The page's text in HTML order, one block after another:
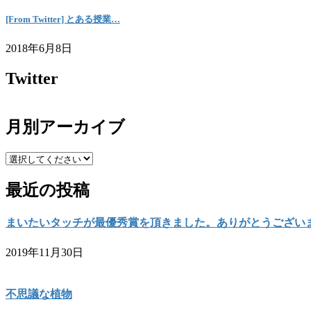
[From Twitter] とある授業…
2018年6月8日
Twitter
月別アーカイブ
最近の投稿
まいたいタッチが最優秀賞を頂きました。ありがとうござい
2019年11月30日
不思議な植物